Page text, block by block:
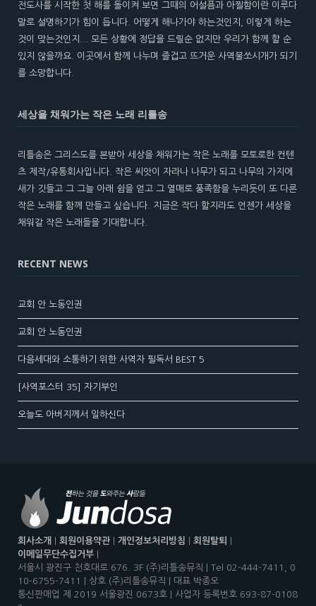
전도사를 시작한 첫 해를 돌이켜 보면 그때의 어설픔과 아찔함이란 이루다
말로 설명하기가 힘이 듭니다. 어떻게 해나가야 하는것인지, 이렇게 하는
것이 맞는것인지... 모든 상황에 정답을 드릴순 없지만 우리가 함께 할 순
있지 않을까요. 이곳에서 함께 나누며 즐겁고 뜨거운 사역불쏘시개가 되기
를 소망합니다.
세상을 채워가는 작은 노래 리틀송
리틀송은 그리스도를 본받아 세상을 채워가는 작은 노래를 모토로한 컨텐
츠 제작/유통회사입니다. 작은 씨앗이 자라나 나무가 되고 나무의 가지에
새가 깃들고 그 그늘 아래 쉼을 얻고 그 열매로 풍족함을 누리듯이 또 다른
작은 노래를 함께 만들고 싶습니다. 지금은 작다 할지라도 언젠가 세상을
채워갈 작은 노래들을 기대합니다.
RECENT NEWS
교회 안 노동인권
교회 안 노동인권
다음세대와 소통하기 위한 사역자 필독서 BEST 5
[사역포스터 35] 자기부인
오늘도 아버지께서 일하신다
회사소개 회원이용약관| 개인정보처리방침 회원탈퇴
이메일무단수집거부
서울시 광진구 천호대로 676. 3F (주)리틀송뮤직 | Tel 02-444-7411, 0
10-6755-7411 | 상호 (주)리틀송뮤직 | 대표 박종오
통신판매업 제 2019 서울광진 0673호 | 사업자 등록번호 693-87-0108